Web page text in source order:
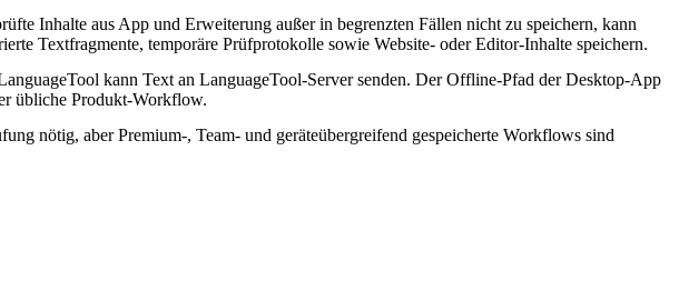
Inhalte aus App und Erweiterung außer in begrenzten Fällen nicht zu speichern, kann
Textfragmente, temporäre Prüfprotokolle sowie Website- oder Editor-Inhalte speichern.
kann Text an LanguageTool-Server senden. Der Offline-Pfad der Desktop-App
übliche Produkt-Workflow.
nötig, aber Premium-, Team- und geräteübergreifend gespeicherte Workflows sind